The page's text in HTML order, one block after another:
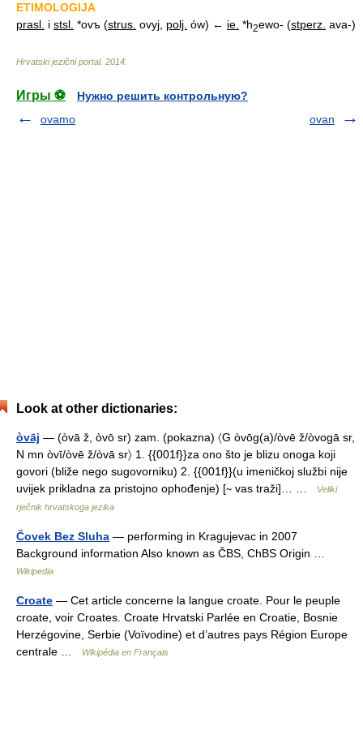
ETIMOLOGIJA
prasl. i stsl. *ovъ (strus. ovyj, polj. ów) ← ie. *h2ewo- (stperz. ava-)
Hrvatski jezični portal. 2014
Игры ⚽
Нужно решить контрольную?
ovamo
ovan
Look at other dictionaries:
òvāj — (òvā ž, òvō sr) zam. (pokazna) 〈G òvōg(a)/òvē ž/òvogā sr,
N mn òvī/òvē ž/òvā sr〉 1. {{001f}}za ono što je blizu onoga koji
govori (bliže nego sugovorniku) 2. {{001f}}(u imeničkoj službi nije
uvijek prikladna za pristojno ophođenje) [∼ vas traži]… …
Veliki
rječnik hrvatskoga jezika
Čovek Bez Sluha — performing in Kragujevac in 2007
Background information Also known as ČBS, ChBS Origin …
Wikipedia
Croate — Cet article concerne la langue croate. Pour le peuple
croate, voir Croates. Croate Hrvatski Parlée en Croatie, Bosnie
Herzégovine, Serbie (Voïvodine) et d’autres pays Région Europe
centrale …
Wikipédia en Français